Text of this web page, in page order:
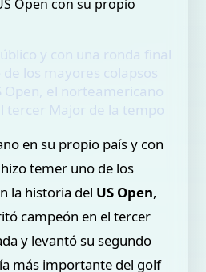
y con una ronda final
los mayores colapsos
Open, el norteamericano
tercer Major de la tempo
en su propio país y con
temer uno de los
la historia del US Open,
campeón en el tercer
y levantó su segundo
más importante del golf